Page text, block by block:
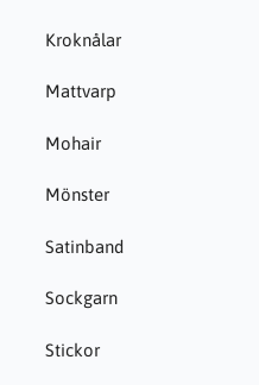
Kroknålar
Mattvarp
Mohair
Mönster
Satinband
Sockgarn
Stickor